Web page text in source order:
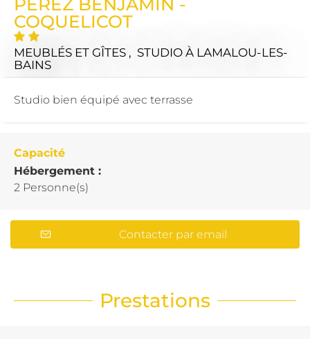
COQUELICOT
MEUBLÉS ET GÎTES , STUDIO À LAMALOU-LES-
BAINS
Studio bien équipé avec terrasse
Capacité
Hébergement :
2 Personne(s)
Contacter par email
Prestations